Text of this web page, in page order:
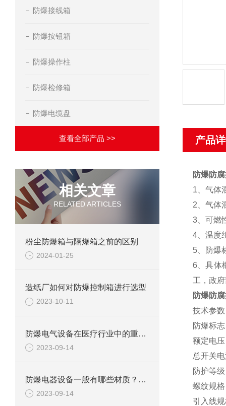
防爆接线箱
防爆按钮箱
防爆操作柱
防爆检修箱
防爆电缆盘
查看全部产品 >>
相关文章
RELATED ARTICLES
粉尘防爆箱与隔爆箱之前的区别
2024-01-25
造纸厂如何对防爆控制箱进行选型
2023-10-11
防爆电气设备在医疗行业中的重要应用
2023-09-14
防爆电器设备一般有哪些材质？都有什么特点
2023-09-14
产品
防爆防
1、气体
2、气体
3、可燃
4、温度
5、防爆
6、具体
工，政
防爆防
技术参数
防爆标
额定电
总开关
防护等
螺纹规
引入线